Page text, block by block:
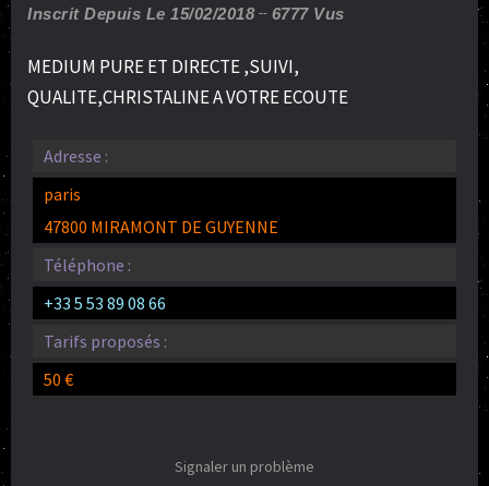
Inscrit Depuis Le 15/02/2018 6777 Vus
MEDIUM PURE ET DIRECTE ,SUIVI,
QUALITE,CHRISTALINE A VOTRE ECOUTE
Adresse :
paris
47800 MIRAMONT DE GUYENNE
Téléphone :
+33 5 53 89 08 66
Tarifs proposés :
50 €
Signaler un problème